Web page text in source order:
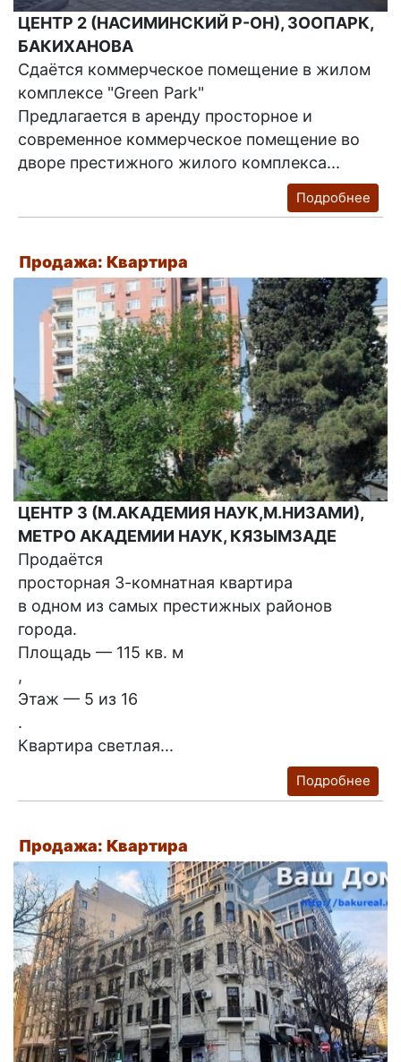
ЦЕНТР 2 (НАСИМИНСКИЙ Р-ОН), ЗООПАРК,
БАКИХАНОВА
Сдаётся коммерческое помещение в жилом
комплексе "Green Park"
Предлагается в аренду просторное и
современное коммерческое помещение во
дворе престижного жилого комплекса...
Подробнее
Продажа: Квартира
ЦЕНТР 3 (М.АКАДЕМИЯ НАУК,М.НИЗАМИ),
МЕТРО АКАДЕМИИ НАУК, КЯЗЫМЗАДЕ
Продаётся
просторная 3-комнатная квартира
в одном из самых престижных районов
города.
Площадь — 115 кв. м
,
Этаж — 5 из 16
.
Квартира светлая...
Подробнее
Продажа: Квартира